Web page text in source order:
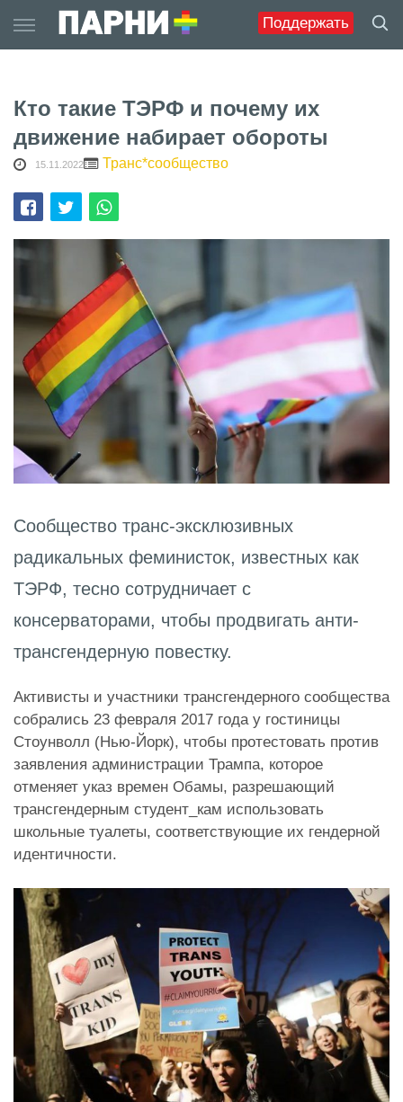
Поддержать
to
content
Кто такие ТЭРФ и почему их
движение набирает обороты
15.11.2022 Транс*сообщество
Сообщество транс-эксклюзивных
радикальных феминисток, известных как
ТЭРФ, тесно сотрудничает с
консерваторами, чтобы продвигать анти-
трансгендерную повестку.
Активисты и участники трансгендерного сообщества
собрались 23 февраля 2017 года у гостиницы
Стоунволл (Нью-Йорк), чтобы протестовать против
заявления администрации Трампа, которое
отменяет указ времен Обамы, разрешающий
трансгендерным студент_кам использовать
школьные туалеты, соответствующие их гендерной
идентичности.